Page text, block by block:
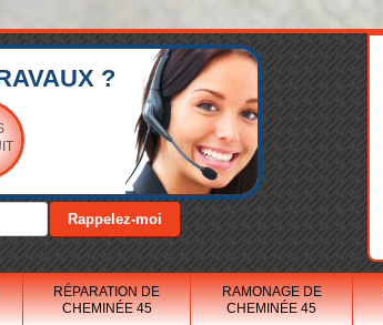
?
RÉPARATION DE
CHEMINÉE 45
RAMONAGE DE
CHEMINÉE 45